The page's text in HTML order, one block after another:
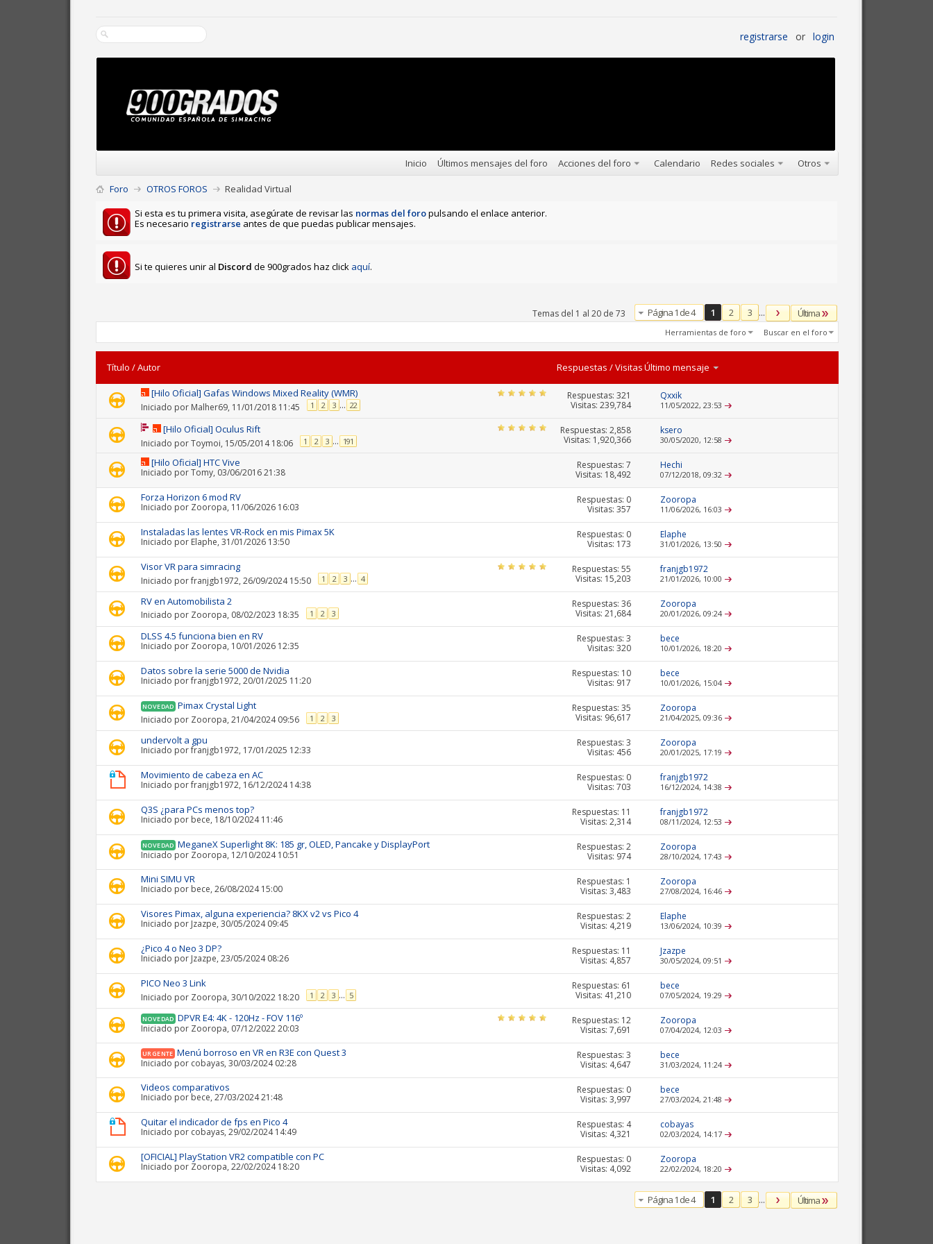
registrarse or login
Inicio Últimos mensajes del foro Acciones del foro Calendario Redes sociales Otros
Foro OTROS FOROS
Realidad Virtual
Si esta es tu primera visita, asegúrate de revisar las normas del foropulsando el enlace anterior.
Es necesario registrarse antes de que puedas publicar mensajes.
Si te quieres unir al Discord de 900grados haz click aquí.
Página 1 de 4 1 2 3 ... Última
Temas del 1 al 20 de 73
Herramientas de foro Buscar en el foro
Título /Autor Respuestas /VisitasÚltimo mensaje
[Hilo Oficial] Gafas Windows Mixed Reality (WMR)
Iniciado por Malher69, 11/01/2018 11:45 1 2 3 ... 22
Respuestas:321
Visitas: 239,784
Qxxik
11/05/2022, 23:53
[Hilo Oficial] Oculus Rift
Iniciado porToymoi, 15/05/2014 18:06 1 2 3 ... 191
Respuestas:2,858
Visitas: 1,920,366
ksero
30/05/2020, 12:58
[Hilo Oficial] HTC Vive
Iniciado porTomy, 03/06/2016 21:38
Respuestas:7
Visitas: 18,492
Hechi
07/12/2018, 09:32
Forza Horizon 6 mod RV
Iniciado por Zooropa, 11/06/2026 16:03
Respuestas: 0
Visitas: 357
Zooropa
11/06/2026, 16:03
Instaladas las lentes VR-Rock en mis Pimax 5K
Iniciado por Elaphe, 31/01/2026 13:50
Respuestas: 0
Visitas: 173
Elaphe
31/01/2026, 13:50
Visor VR para simracing
Iniciado porfranjgb1972, 26/09/2024 15:50 1 2 3 ... 4
Respuestas:55
Visitas: 15,203
franjgb1972
21/01/2026, 10:00
RV en Automobilista 2
Iniciado por Zooropa, 08/02/2023 18:35 1 2 3
Respuestas:36
Visitas: 21,684
Zooropa
20/01/2026, 09:24
DLSS 4.5 funciona bien en RV
Iniciado por Zooropa, 10/01/2026 12:35
Respuestas:3
Visitas: 320
bece
10/01/2026, 18:20
Datos sobre la serie 5000 de Nvidia
Iniciado porfranjgb1972, 20/01/2025 11:20
Respuestas: 10
Visitas: 917
bece
10/01/2026, 15:04
NOVEDAD Pimax Crystal Light
Iniciado por Zooropa, 21/04/2024 09:56 1 2 3
Respuestas:35
Visitas: 96,617
Zooropa
21/04/2025, 09:36
undervolt a gpu
Iniciado porfranjgb1972, 17/01/2025 12:33
Respuestas:3
Visitas: 456
Zooropa
20/01/2025, 17:19
Movimiento de cabeza en AC
Iniciado porfranjgb1972, 16/12/2024 14:38
Respuestas: 0
Visitas: 703
franjgb1972
16/12/2024, 14:38
Q3S ¿para PCs menos top?
Iniciado por bece, 18/10/2024 11:46
Respuestas: 11
Visitas: 2,314
franjgb1972
08/11/2024, 12:53
NOVEDAD MeganeX Superlight 8K: 185 gr, OLED, Pancake y DisplayPort
Iniciado por Zooropa, 12/10/2024 10:51
Respuestas:2
Visitas: 974
Zooropa
28/10/2024, 17:43
Mini SIMU VR
Iniciado por bece, 26/08/2024 15:00
Respuestas: 1
Visitas: 3,483
Zooropa
27/08/2024, 16:46
Visores Pimax, alguna experiencia? 8KX v2 vs Pico 4
Iniciado por Jzazpe, 30/05/2024 09:45
Respuestas:2
Visitas: 4,219
Elaphe
13/06/2024, 10:39
¿Pico 4 o Neo 3 DP?
Iniciado por Jzazpe, 23/05/2024 08:26
Respuestas: 11
Visitas: 4,857
Jzazpe
30/05/2024, 09:51
PICO Neo 3 Link
Iniciado por Zooropa, 30/10/2022 18:20 1 2 3 ... 5
Respuestas: 61
Visitas: 41,210
bece
07/05/2024, 19:29
NOVEDAD DPVR E4: 4K - 120Hz - FOV 116º
Iniciado por Zooropa, 07/12/2022 20:03
Respuestas: 12
Visitas: 7,691
Zooropa
07/04/2024, 12:03
URGENTE Menú borroso en VR en R3E con Quest 3
Iniciado por cobayas, 30/03/2024 02:28
Respuestas:3
Visitas: 4,647
bece
31/03/2024, 11:24
Videos comparativos
Iniciado por bece, 27/03/2024 21:48
Respuestas: 0
Visitas: 3,997
bece
27/03/2024, 21:48
Quitar el indicador de fps en Pico 4
Iniciado por cobayas, 29/02/2024 14:49
Respuestas: 4
Visitas: 4,321
cobayas
02/03/2024, 14:17
[OFICIAL] PlayStation VR2 compatible con PC
Iniciado por Zooropa, 22/02/2024 18:20
Respuestas: 0
Visitas: 4,092
Zooropa
22/02/2024, 18:20
Página 1 de 4 1 2 3 ... Última